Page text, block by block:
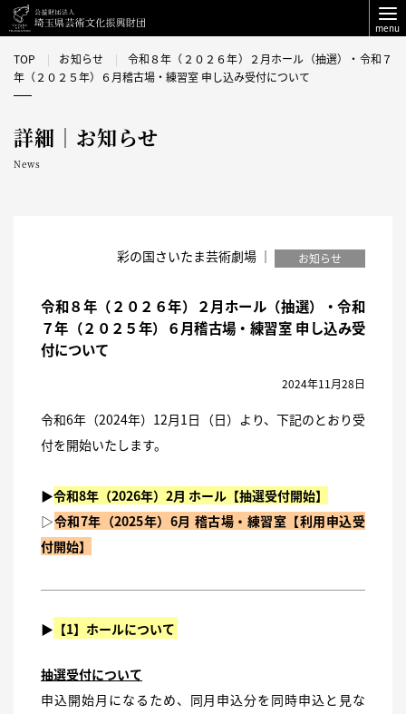
menu
TOP お知らせ
令和８年（２０２６年）２月ホール（抽選）・令和７
年（２０２５年）６月稽古場・練習室 申し込み受付について
詳細｜お知らせ
News
彩の国さいたま芸術劇場 ｜ お知らせ
令和８年（２０２６年）２月ホール（抽選）・令和
７年（２０２５年）６月稽古場・練習室 申し込み受
付について
2024年11月28日
令和6年（2024年）12月1日（日）より、下記のとおり受
付を開始いたします。
▶令和8年（2026年）2月 ホール【抽選受付開始】
▷令和7年（2025年）6月 稽古場・練習室【利用申込受
付開始】
▶ 【1】ホールについて
抽選受付について
申込開始月になるため、同月申込分を同時申込と見な